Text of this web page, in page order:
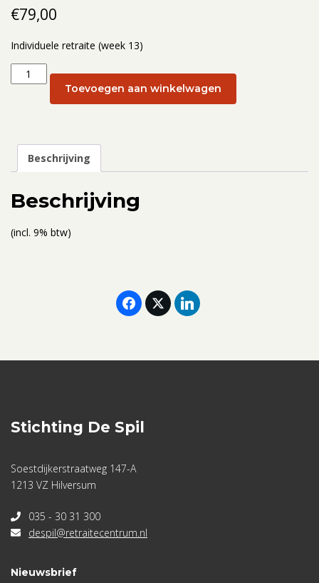
€79,00
Individuele retraite (week 13)
Individuele
retraite
maart
2025
Toevoegen aan winkelwagen
Beschrijving
Beschrijving
(incl. 9% btw)
Stichting De Spil
Soestdijkerstraatweg 147-A
1213 VZ Hilversum
035 - 30 31 300
despil@retraitecentrum.nl
Nieuwsbrief